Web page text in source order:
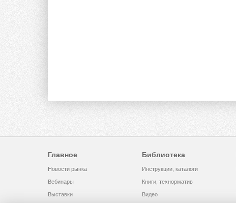
Главное
Новости рынка
Вебинары
Выставки
Библиотека
Инструкции, каталоги
Книги, технорматив
Видео